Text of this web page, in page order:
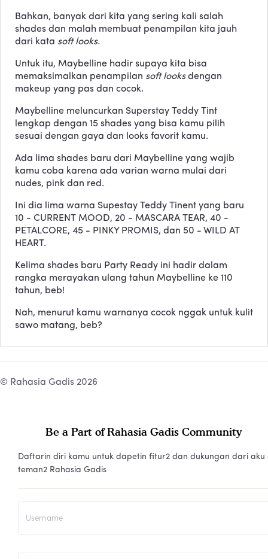
Bahkan, banyak dari kita yang sering kali salah
shades dan malah membuat penampilan kita jauh
dari kata soft looks.
Untuk itu, Maybelline hadir supaya kita bisa
memaksimalkan penampilan soft looksdengan
makeup yang pas dan cocok.
Maybelline meluncurkan Superstay Teddy Tint
lengkap dengan 15 shades yang bisa kamu pilih
sesuai dengan gaya dan looks favorit kamu.
Ada lima shades baru dari Maybelline yang wajib
kamu coba karena ada varian warna mulai dari
nudes, pink dan red.
Ini dia lima warna Supestay Teddy Tinent yang baru
10 - CURRENT MOOD, 20 - MASCARA TEAR, 40 -
PETALCORE, 45 - PINKY PROMIS, dan 50 - WILD AT
HEART.
Kelima shades baru Party Ready ini hadir dalam
rangka merayakan ulang tahun Maybelline ke 110
tahun, beb!
Nah, menurut kamu warnanya cocok nggak untuk kulit
sawo matang, beb?
© Rahasia Gadis 2026
Be a Part of Rahasia Gadis Community
Daftarin diri kamu untuk dapetin fitur2 dan dukungan dari aku
teman2 Rahasia Gadis